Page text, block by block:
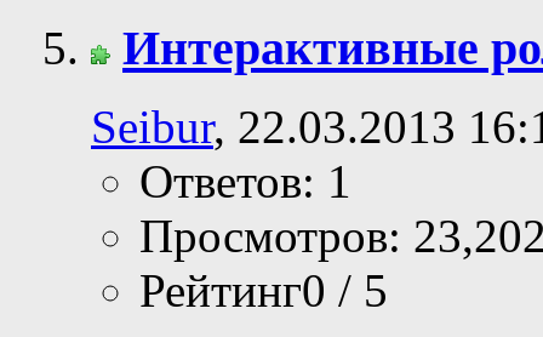
Интерактивные
Seibur, 22.03.2013
Ответов: 1
Просмотров:
Рейтинг0 / 5